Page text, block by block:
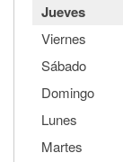
Jueves
Viernes
Sábado
Domingo
Lunes
Martes